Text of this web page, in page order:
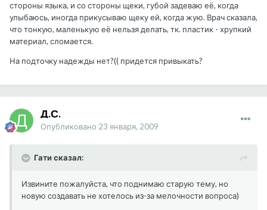
стороны языка, и со стороны щеки, губой задеваю её, когда
улыбаюсь, иногда прикусываю щеку ей, когда жую. Врач сказала,
что тонкую, маленькую её нельзя делать, тк. пластик - хрупкий
материал, сломается.
На подточку надежды нет?(( придется привыкать?
Д.С.
Опубликовано 23 января, 2009
Гати сказал:
Извините пожалуйста, что поднимаю старую тему, но
новую создавать не хотелось из-за мелочности вопроса)